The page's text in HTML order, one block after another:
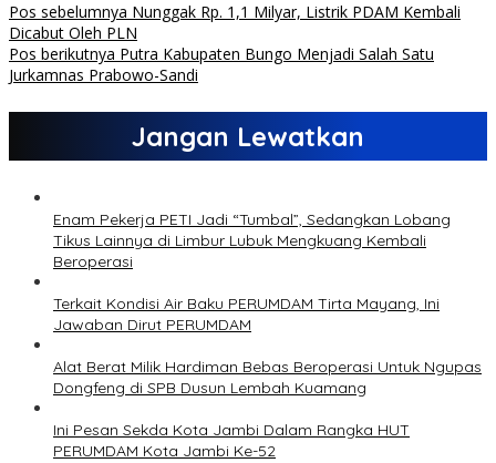
Pos sebelumnya Nunggak Rp. 1,1 Milyar, Listrik PDAM Kembali
Dicabut Oleh PLN
Pos berikutnya Putra Kabupaten Bungo Menjadi Salah Satu
Jurkamnas Prabowo-Sandi
Jangan Lewatkan
Enam Pekerja PETI Jadi “Tumbal”, Sedangkan Lobang
Tikus Lainnya di Limbur Lubuk Mengkuang Kembali
Beroperasi
Terkait Kondisi Air Baku PERUMDAM Tirta Mayang, Ini
Jawaban Dirut PERUMDAM
Alat Berat Milik Hardiman Bebas Beroperasi Untuk Ngupas
Dongfeng di SPB Dusun Lembah Kuamang
Ini Pesan Sekda Kota Jambi Dalam Rangka HUT
PERUMDAM Kota Jambi Ke-52